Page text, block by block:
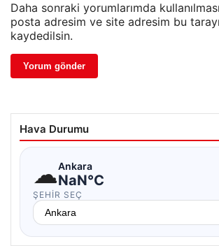
Daha sonraki yorumlarımda
posta adresim ve site adresim bu
kaydedilsin.
Hava Durumu
☁Ankara
NaN°C
ŞEHIR SEÇ